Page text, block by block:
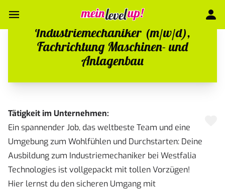
Industriemechaniker (m/w/d),
Fachrichtung Maschinen- und
Anlagenbau
Tätigkeit im Unternehmen:
Ein spannender Job, das weltbeste Team und eine
Umgebung zum Wohlfühlen und Durchstarten: Deine
Ausbildung zum Industriemechaniker bei Westfalia
Technologies ist vollgepackt mit tollen Vorzügen!
Hier lernst du den sicheren Umgang mit